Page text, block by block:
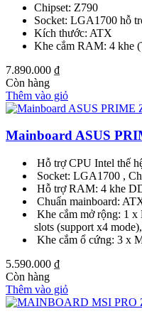
Chipset: Z790
Socket: LGA1700 hỗ
Kích thước: ATX
Khe cắm RAM: 4 khe
7.890.000 ₫
Còn hàng
Thêm vào giỏ
Mainboard ASUS
Hỗ trợ CPU Intel thế
Socket: LGA1700 ,
Hỗ trợ RAM: 4 khe
Chuẩn mainboard:
Khe cắm mở rộng: 1 x
slots (support x4
Khe cắm ổ cứng: 3 x
5.590.000 ₫
Còn hàng
Thêm vào giỏ